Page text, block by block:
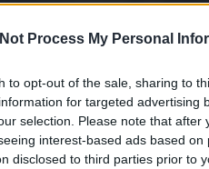
Process My Personal
to opt-out of the sale, sharing to
for targeted advertising
selection. Please note that
interest-based ads based
disclosed to third parties prior to